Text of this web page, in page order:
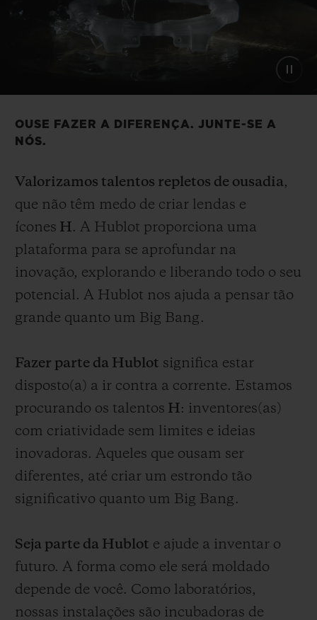
OUSE FAZER A DIFERENÇA. JUNTE-SE A
NÓS.
Valorizamos talentos repletos de ousadia,
que não têm medo de criar lendas e
ícones H. A Hublot proporciona uma
plataforma para se aprofundar na
inovação, explorando e liberando todo o seu
potencial. A Hublot nos ajuda a pensar tão
grande quanto um Big Bang.
Fazer parte da Hublot significa estar
disposto(a) a ir contra a corrente. Estamos
procurando os talentos H: inventores(as)
com criatividade sem limites e ideias
inovadoras. Aqueles que ousam ser
diferentes, até criar um estrondo tão
significativo quanto um Big Bang.
Seja parte da Hublot e ajude a inventar o
futuro. A forma como ele será moldado
depende de você. Como laboratórios,
nossas instalações são incubadoras de